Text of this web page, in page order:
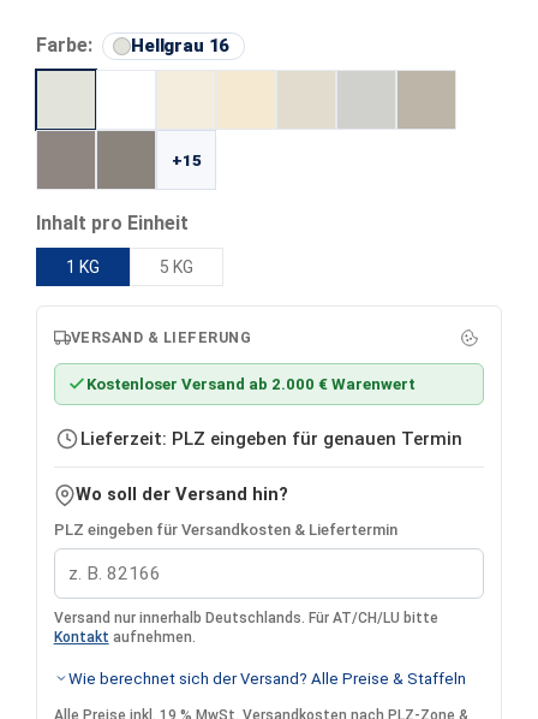
Farbe: Hellgrau 16 auswählen
+15
Inhalt pro Einheit
1 KG 5 KG
VERSAND & LIEFERUNG
Kostenloser Versand ab 2.000 € Warenwert
Lieferzeit: PLZ eingeben für genauen Termin
Wo soll der Versand hin?
PLZ eingeben für Versandkosten & Liefertermin
Versand nur innerhalb Deutschlands. Für AT/CH/LU bitte
Kontakt aufnehmen.
Wie berechnet sich der Versand? Alle Preise & Staffeln